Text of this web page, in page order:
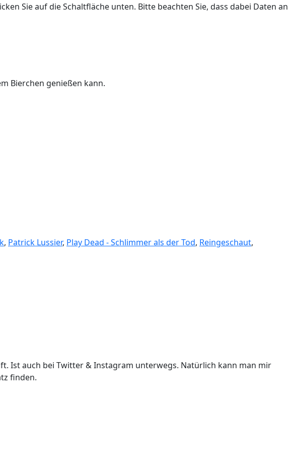
Sie auf die Schaltfläche unten. Bitte beachten Sie, dass dabei Daten an
Bierchen genießen kann.
, Patrick Lussier, Play Dead - Schlimmer als der Tod, Reingeschaut,
Ist auch bei Twitter & Instagram unterwegs. Natürlich kann man mir
finden.